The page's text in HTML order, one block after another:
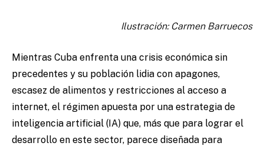
Ilustración: Carmen Barruecos
Mientras Cuba enfrenta una crisis económica sin
precedentes y su población lidia con apagones,
escasez de alimentos y restricciones al acceso a
internet, el régimen apuesta por una estrategia de
inteligencia artificial (IA) que, más que para lograr el
desarrollo en este sector, parece diseñada para